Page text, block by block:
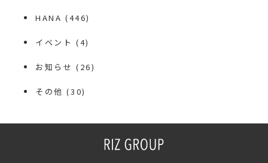
HANA (446)
イベント (4)
お知らせ (26)
その他 (30)